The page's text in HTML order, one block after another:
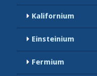
Kalifornium
Einsteinium
Fermium